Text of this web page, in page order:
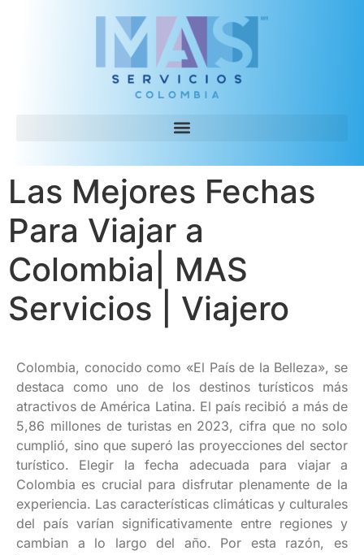
Las Mejores Fechas
Para Viajar a
Colombia| MAS
Servicios | Viajero
Colombia, conocido como «El País de la Belleza», se
destaca como uno de los destinos turísticos más
atractivos de América Latina. El país recibió a más de
5,86 millones de turistas en 2023, cifra que no solo
cumplió, sino que superó las proyecciones del sector
turístico. Elegir la fecha adecuada para viajar a
Colombia es crucial para disfrutar plenamente de la
experiencia. Las características climáticas y culturales
del país varían significativamente entre regiones y
cambian a lo largo del año. Por esta razón, es